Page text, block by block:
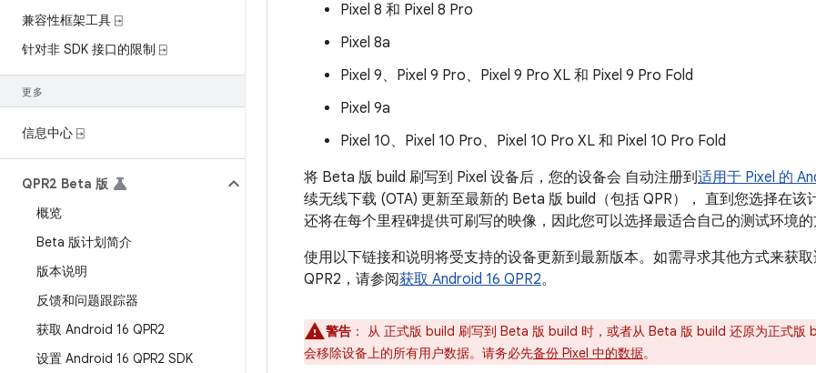
兼容性框架工具 ⍈
针对非 SDK 接口的限制 ⍈
更多
信息中心 ⍈
QPR2 Beta 版
概览
Beta 版计划简介
版本说明
反馈和问题跟踪器
获取 Android 16 QPR2
设置 Android 16 QPR2 SDK
Pixel 8 和 Pixel 8 Pro
Pixel 8a
Pixel 9、Pixel 9 Pro、Pixel 9 Pro XL 和 Pixel 9 Pro Fold
Pixel 9a
Pixel 10、Pixel 10 Pro、Pixel 10 Pro XL 和 Pixel 10 Pro Fold
将 Beta 版 build 刷写到 Pixel 设备后，您的设备会 自动注册到适用于 Pixel 的
续无线下载 (OTA) 更新至最新的 Beta 版 build（包括 QPR）， 直到您选择在该
还将在每个里程碑提供可刷写的映像，因此您可以选择最适合自己的测试环境的
使用以下链接和说明将受支持的设备更新到最新版本。如需寻求其他方式来获
QPR2，请参阅获取 Android 16 QPR2。
警告 ：
从 正式版 build 刷写到 Beta 版 build 时，或者从 Beta 版 build 还原为正式版
会移除设备上的所有用户数据。请务必先备份 Pixel 中的数据。